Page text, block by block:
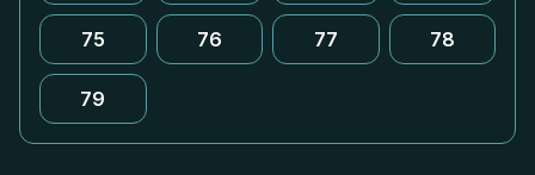
75 76 77 78
79